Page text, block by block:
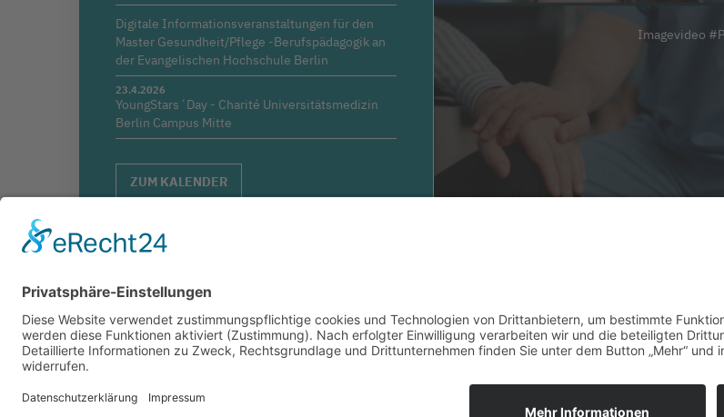
Digitale Informationsveranstaltungen für den
Master Gesundheit/Pflege -Berufspädagogik an
der Evangelischen Hochschule Berlin
23.4.2026
YoungStars´Day - Charité Universitätsmedizin
Berlin Campus Mitte
ZUM KALENDER
Imagevideo
LinkedIn |Impressum bkgev.de